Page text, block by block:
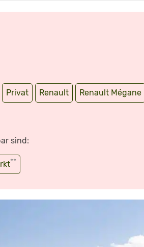
Privat Renault Renault Mégane
sind:
**